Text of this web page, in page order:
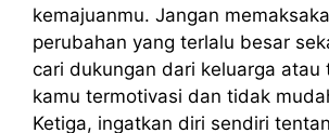
kemajuanmu. Jangan
perubahan yang terlalu besar
cari dukungan dari keluarga atau
kamu termotivasi dan tidak
Ketiga, ingatkan diri sendiri